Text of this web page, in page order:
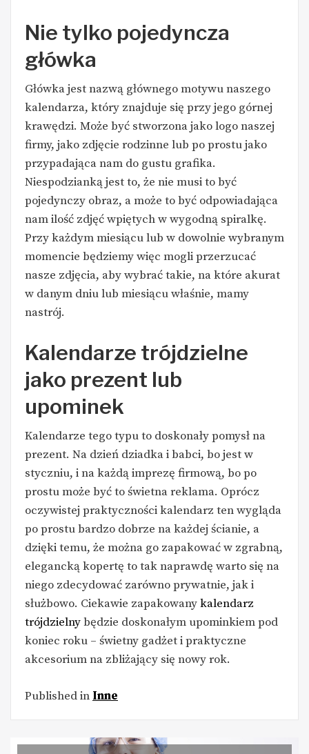
Nie tylko pojedyncza
główka
Główka jest nazwą głównego motywu naszego
kalendarza, który znajduje się przy jego górnej
krawędzi. Może być stworzona jako logo naszej
firmy, jako zdjęcie rodzinne lub po prostu jako
przypadająca nam do gustu grafika.
Niespodzianką jest to, że nie musi to być
pojedynczy obraz, a może to być odpowiadająca
nam ilość zdjęć wpiętych w wygodną spiralkę.
Przy każdym miesiącu lub w dowolnie wybranym
momencie będziemy więc mogli przerzucać
nasze zdjęcia, aby wybrać takie, na które akurat
w danym dniu lub miesiącu właśnie, mamy
nastrój.
Kalendarze trójdzielne
jako prezent lub
upominek
Kalendarze tego typu to doskonały pomysł na
prezent. Na dzień dziadka i babci, bo jest w
styczniu, i na każdą imprezę firmową, bo po
prostu może być to świetna reklama. Oprócz
oczywistej praktyczności kalendarz ten wygląda
po prostu bardzo dobrze na każdej ścianie, a
dzięki temu, że można go zapakować w zgrabną,
elegancką kopertę to tak naprawdę warto się na
niego zdecydować zarówno prywatnie, jak i
służbowo. Ciekawie zapakowanykalendarz
trójdzielnybędzie doskonałym upominkiem pod
koniec roku – świetny gadżet i praktyczne
akcesorium na zbliżający się nowy rok.
Published in Inne